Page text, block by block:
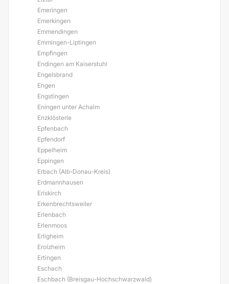
Emeringen
Emerkingen
Emmendingen
Emmingen-Liptingen
Empfingen
Endingen am Kaiserstuhl
Engelsbrand
Engen
Engstingen
Eningen unter Achalm
Enzklösterle
Epfenbach
Epfendorf
Eppelheim
Eppingen
Erbach (Alb-Donau-Kreis)
Erdmannhausen
Eriskirch
Erkenbrechtsweiler
Erlenbach
Erlenmoos
Erligheim
Erolzheim
Ertingen
Eschach
Eschbach (Breisgau-Hochschwarzwald)